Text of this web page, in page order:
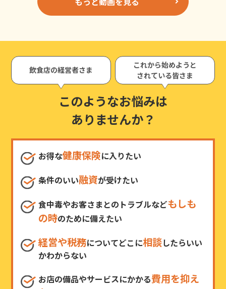
飲食店の経営者さま
これから始めようと
されている皆さま
このようなお悩みは
ありませんか？
お得な健康保険に入りたい
条件のいい融資が受けたい
食中毒やお客さまとのトラブルなどもしも
の時のために備えたい
経営や税務についてどこに相談したらいい
かわからない
お店の備品やサービスにかかる費用を抑え